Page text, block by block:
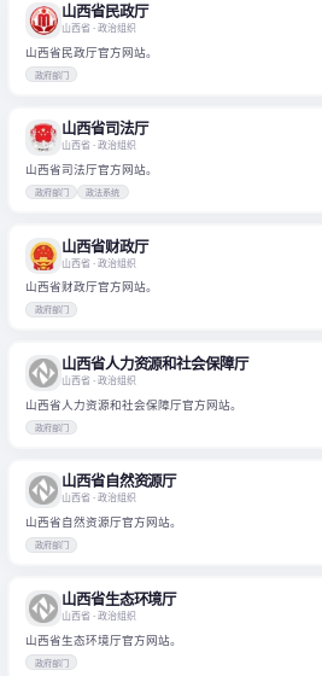
山西省民政厅
山西省· 政治组织
山西省民政厅官方网站。
政府部门
山西省司法厅
山西省· 政治组织
山西省司法厅官方网站。
政府部门 政法系统
山西省财政厅
山西省· 政治组织
山西省财政厅官方网站。
政府部门
山西省人力资源和社会保障厅
山西省· 政治组织
山西省人力资源和社会保障厅官方网站。
政府部门
山西省自然资源厅
山西省· 政治组织
山西省自然资源厅官方网站。
政府部门
山西省生态环境厅
山西省· 政治组织
山西省生态环境厅官方网站。
政府部门